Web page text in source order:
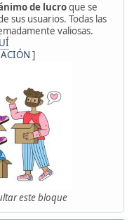
de lucroque se
sus usuarios. Todas las
valiosas.
]
este bloque